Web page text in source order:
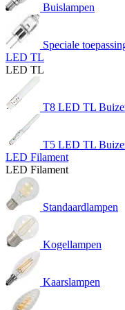
Buislampen
Speciale
LED TL
LED TL
T8 LED TL
T5 LED TL
LED Filament
LED Filament
Standaardlampen
Kogellampen
Kaarslampen